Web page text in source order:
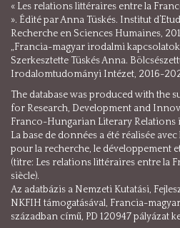
« Les relations littéraires entre la
». Édité par Anna Tüskés. Institut
Recherche en Sciences Humaines,
„Francia-magyar irodalmi kapcsolatok
Szerkesztette Tüskés Anna.
Irodalomtudományi Intézet, 2016-
The database was produced with the
for Research, Development and
Franco-Hungarian Literary Relations
La base de données a été réalisée
pour la recherche, le développement
(titre: Les relations littéraires entre la
siècle).
Az adatbázis a Nemzeti Kutatási,
NKFIH támogatásával, Francia-
században című, PD 120947 pályázat